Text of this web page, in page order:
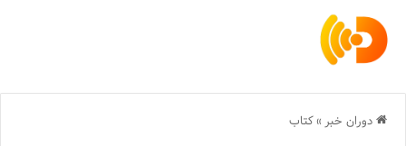
دوران خبر »کتاب